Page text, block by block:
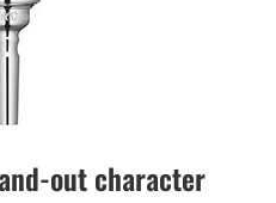
out character